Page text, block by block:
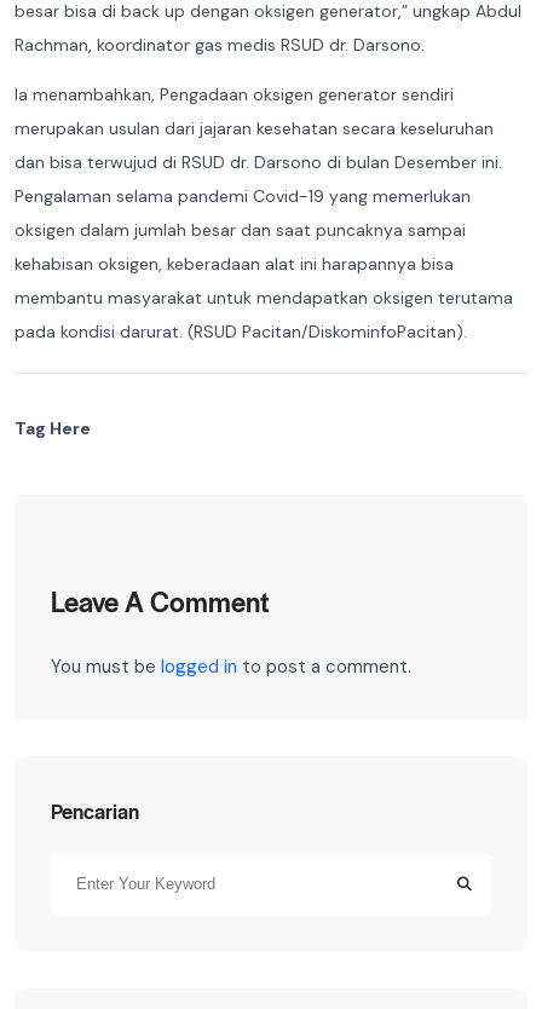
besar bisa di back up dengan oksigen generator,” ungkap Abdul
Rachman, koordinator gas medis RSUD dr. Darsono.
Ia menambahkan, Pengadaan oksigen generator sendiri
merupakan usulan dari jajaran kesehatan secara keseluruhan
dan bisa terwujud di RSUD dr. Darsono di bulan Desember ini.
Pengalaman selama pandemi Covid-19 yang memerlukan
oksigen dalam jumlah besar dan saat puncaknya sampai
kehabisan oksigen, keberadaan alat ini harapannya bisa
membantu masyarakat untuk mendapatkan oksigen terutama
pada kondisi darurat. (RSUD Pacitan/DiskominfoPacitan).
Tag Here
Leave A Comment
You must be logged in to post a comment.
Pencarian